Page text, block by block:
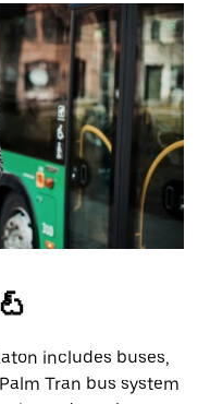
includes buses,
Tran bus system